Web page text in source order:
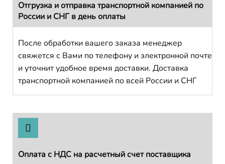
Отгрузка и отправка транспортной компанией по
России и СНГ в день оплаты
После обработки вашего заказа менеджер
свяжется с Вами по телефону и электронной почте
и уточнит удобное время доставки. Доставка
транспортной компанией по всей России и СНГ
Оплата с НДС на расчетный счет поставщика